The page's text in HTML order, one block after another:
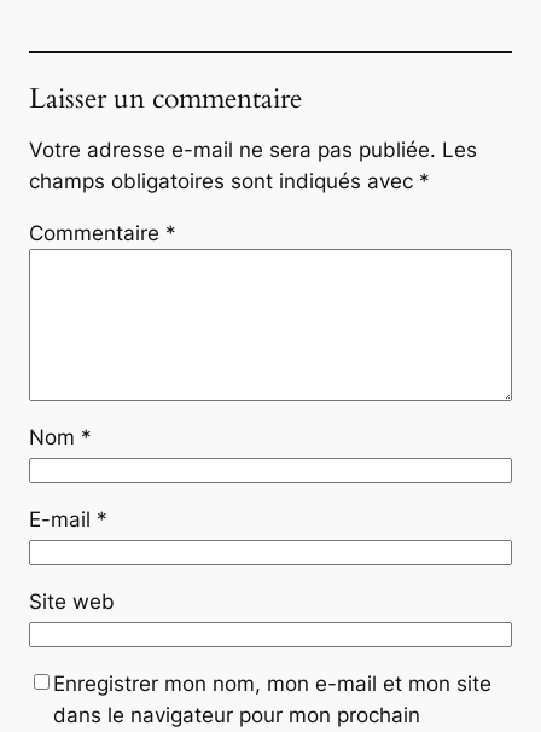
Laisser un commentaire
Votre adresse e-mail ne sera pas publiée. Les
champs obligatoires sont indiqués avec *
Commentaire *
Nom *
E-mail *
Site web
Enregistrer mon nom, mon e-mail et mon site
dans le navigateur pour mon prochain